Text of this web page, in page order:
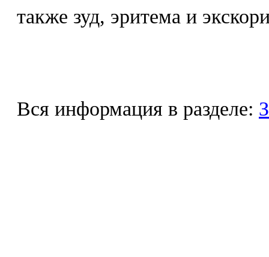
также зуд, эритема и
Вся информация в разделе: